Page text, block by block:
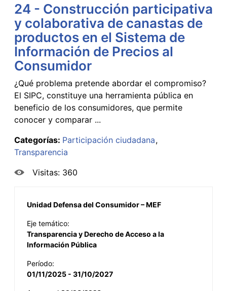
24 - Construcción participativa
y colaborativa de canastas de
productos en el Sistema de
Información de Precios al
Consumidor
¿Qué problema pretende abordar el compromiso?
El SIPC, constituye una herramienta pública en
beneficio de los consumidores, que permite
conocer y comparar ...
Categorías: Participación ciudadana
Transparencia
Visitas: 360
Unidad Defensa del Consumidor – MEF
Eje temático:
Transparencia y Derecho de Acceso a la
Información Pública
Período:
01/11/2025 - 31/10/2027